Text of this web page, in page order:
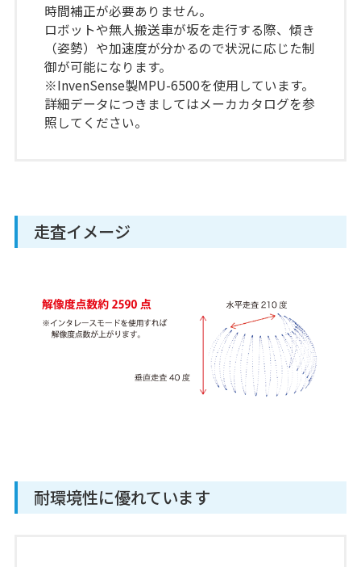
時間補正が必要ありません。
ロボットや無人搬送車が坂を走行する際、傾き
（姿勢）や加速度が分かるので状況に応じた制
御が可能になります。
※InvenSense製MPU-6500を使用しています。
詳細データにつきましてはメーカカタログを参
照してください。
走査イメージ
耐環境性に優れています